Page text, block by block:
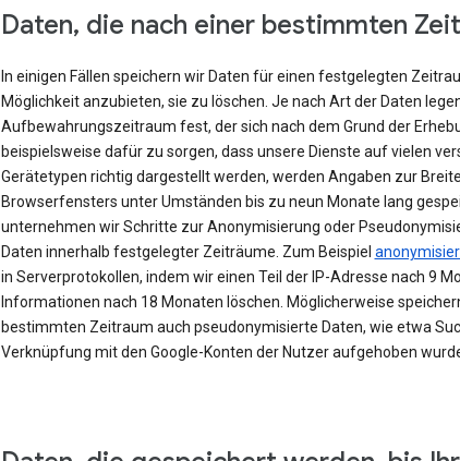
Daten, die nach einer bestimmten
In einigen Fällen speichern wir Daten für einen festgelegten
Möglichkeit anzubieten, sie zu löschen. Je nach Art der Daten
Aufbewahrungszeitraum fest, der sich nach dem Grund der
beispielsweise dafür zu sorgen, dass unsere Dienste auf vielen
Gerätetypen richtig dargestellt werden, werden Angaben zur
Browserfensters unter Umständen bis zu neun Monate lang
unternehmen wir Schritte zur Anonymisierung oder
Daten innerhalb festgelegter Zeiträume. Zum Beispiel
in Serverprotokollen, indem wir einen Teil der IP-Adresse nach 9
Informationen nach 18 Monaten löschen. Möglicherweise
bestimmten Zeitraum auch pseudonymisierte Daten, wie etwa
Verknüpfung mit den Google-Konten der Nutzer aufgehoben